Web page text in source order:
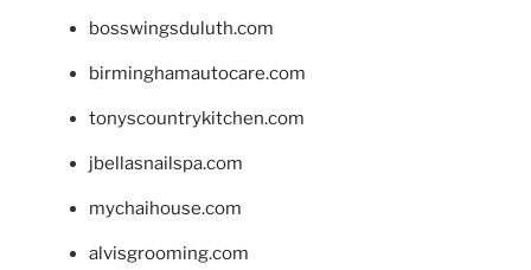
bosswingsduluth.com
birminghamautocare.com
tonyscountrykitchen.com
jbellasnailspa.com
mychaihouse.com
alvisgrooming.com